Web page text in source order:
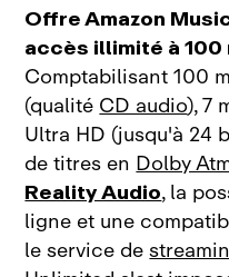
Offre Amazon
accès illimité à
Comptabilisant 100
(qualitéCD audio), 7
Ultra HD (jusqu'à 24
de titres enDolby
Reality Audio, la
ligne et une
le service de